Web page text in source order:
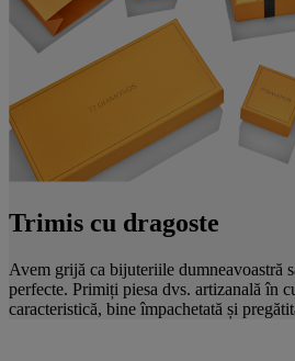
Trimis cu dragoste
Avem grijă ca bijuteriile dumneavoastră
perfecte. Primiți piesa dvs. artizanală în
caracteristică, bine împachetată și